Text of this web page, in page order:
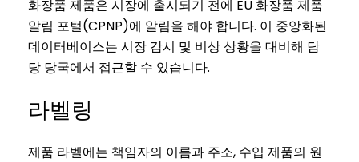
화장품 제품은 시장에 출시되기 전에 EU 화장품 제품
알림 포털(CPNP)에 알림을 해야 합니다. 이 중앙화된
데이터베이스는 시장 감시 및 비상 상황을 대비해 담
당 당국에서 접근할 수 있습니다.
라벨링
제품 라벨에는 책임자의 이름과 주소, 수입 제품의 원